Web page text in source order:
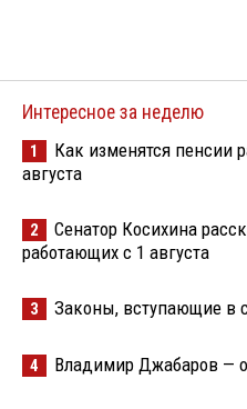
Интересное за неделю
1
Как изменятся пенсии
августа
2
Сенатор Косихина
работающих с 1 августа
3 Законы, вступающие в
4 Владимир Джабаров —